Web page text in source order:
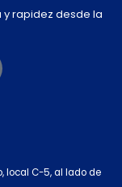
y rapidez desde la
local C-5, al lado de